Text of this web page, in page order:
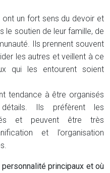
ont un fort sens du devoir et
le soutien de leur famille, de
Ils prennent souvent
les autres et veillent à ce
qui les entourent soient
tendance à être organisés
Ils préfèrent les
et peuvent être très
et l’organisation
principaux et où